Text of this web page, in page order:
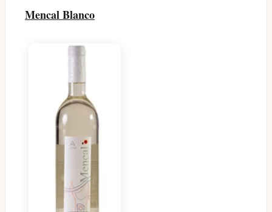
Mencal Blanco